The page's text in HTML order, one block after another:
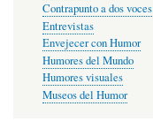
Contrapunto a dos voces
Entrevistas
Envejecer con Humor
Humores del Mundo
Humores visuales
Museos del Humor